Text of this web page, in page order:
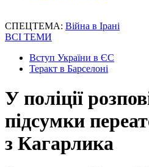
СПЕЦТЕМА: Війна в Ірані
ВСІ ТЕМИ
Вступ України в ЄС
Теракт в Барселоні
У поліції
підсумки
з Кагарлика